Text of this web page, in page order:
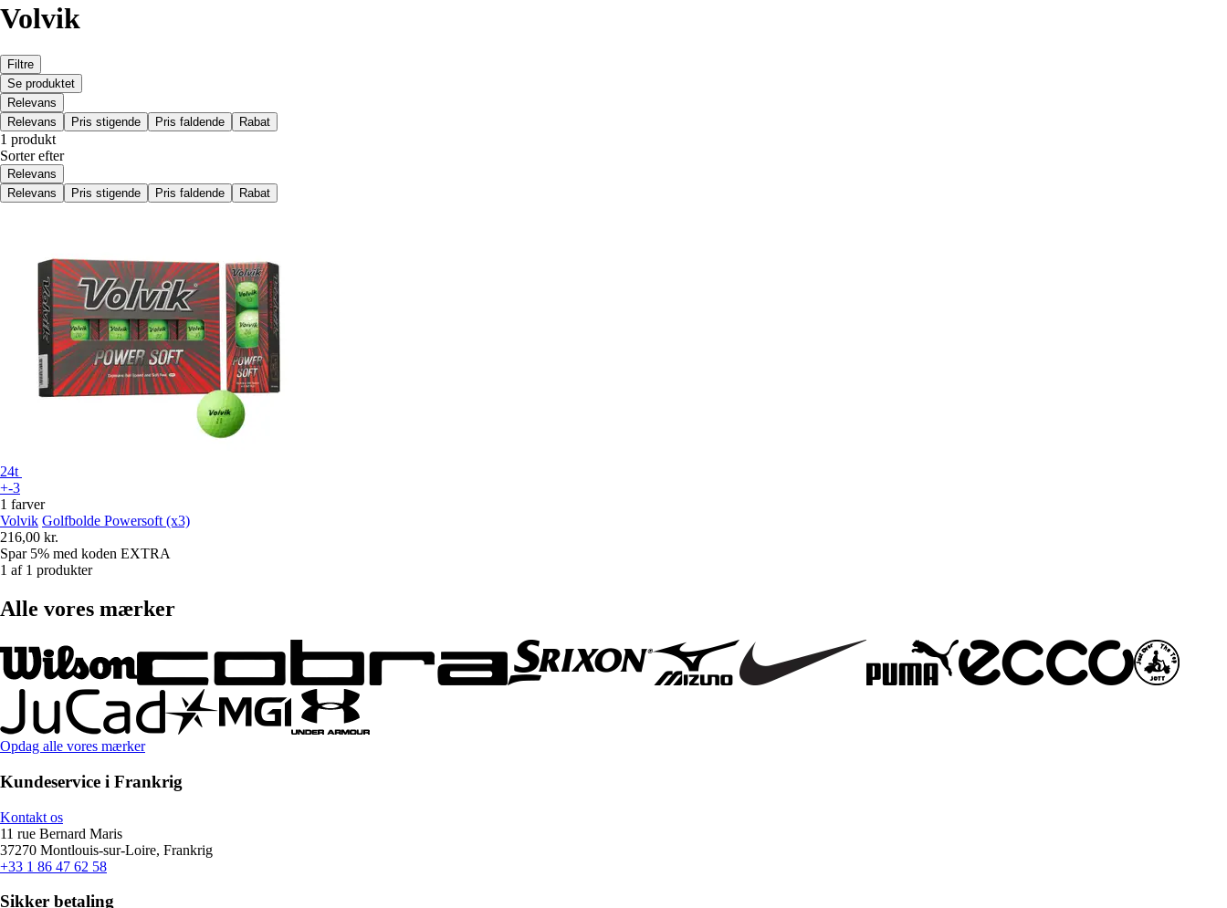
Volvik
Filtre
Se produktet
Relevans
Relevans
Pris stigende Pris faldende Rabat
1 produkt
Sorter efter
Relevans
Relevans
Pris stigende Pris faldende Rabat
24t
+-3
1 farver
Volvik Golfbolde Powersoft (x3)
216,00 kr.
Spar 5% med koden EXTRA
1 af 1 produkter
Alle vores mærker
Opdag alle vores mærker
Kundeservice i Frankrig
Kontakt os
11 rue Bernard Maris
37270 Montlouis-sur-Loire, Frankrig
+33 1 86 47 62 58
Sikker betaling